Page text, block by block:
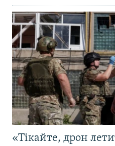
«Тікайте, дрон